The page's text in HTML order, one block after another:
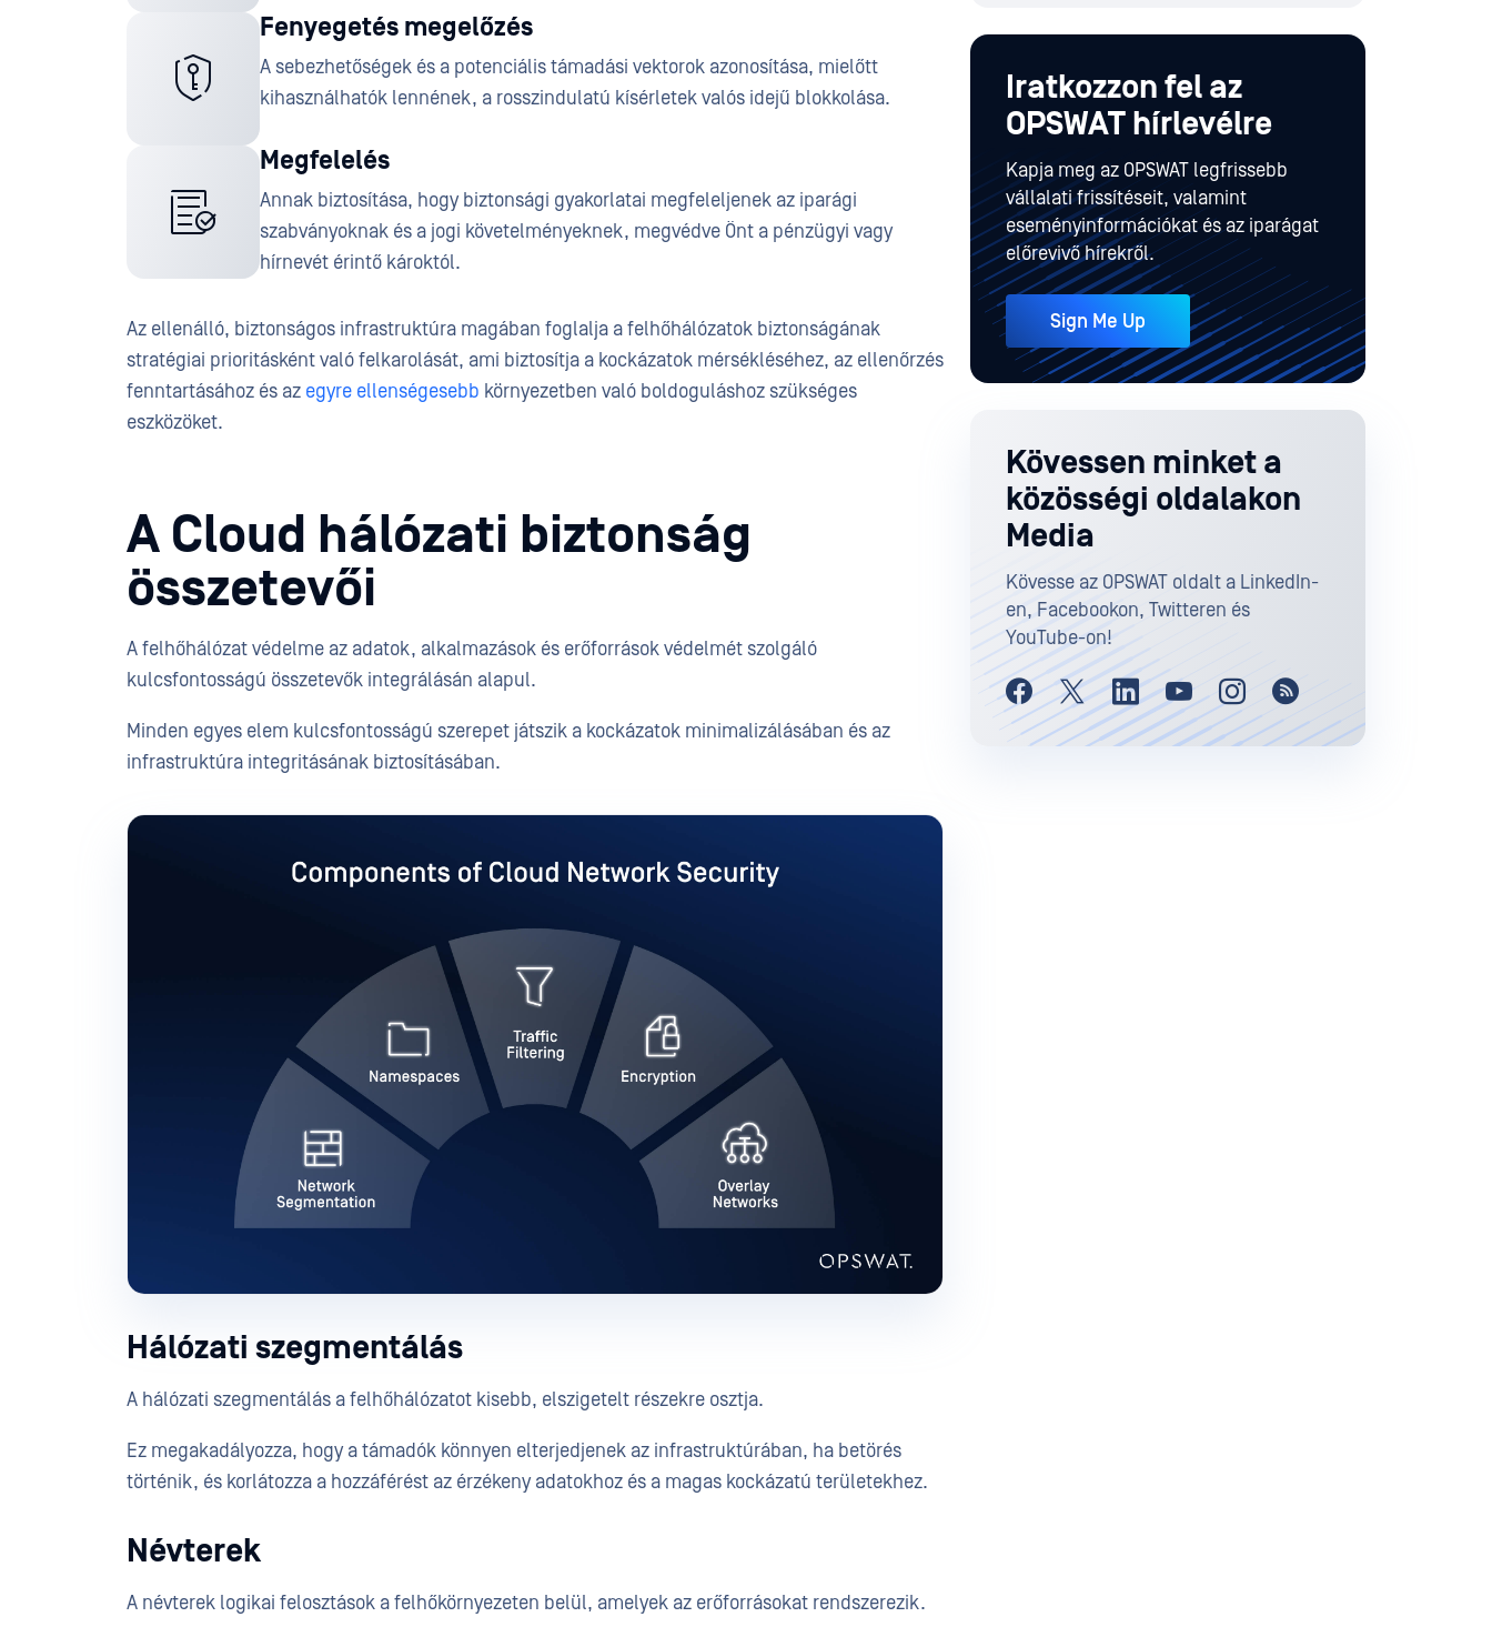
Fenyegetés megelőzés
A sebezhetőségek és a potenciális támadási vektorok azonosítása, mielőtt
kihasználhatók lennének, a rosszindulatú kísérletek valós idejű blokkolása.
Megfelelés
Annak biztosítása, hogy biztonsági gyakorlatai megfeleljenek az iparági
szabványoknak és a jogi követelményeknek, megvédve Önt a pénzügyi vagy
hírnevét érintő károktól.
Az ellenálló, biztonságos infrastruktúra magában foglalja a felhőhálózatok biztonságának
stratégiai prioritásként való felkarolását, ami biztosítja a kockázatok mérsékléséhez, az ellenőrzés
fenntartásához és az egyre ellenségesebb környezetben való boldoguláshoz szükséges
eszközöket.
A Cloud hálózati biztonság
összetevői
A felhőhálózat védelme az adatok, alkalmazások és erőforrások védelmét szolgáló
kulcsfontosságú összetevők integrálásán alapul.
Minden egyes elem kulcsfontosságú szerepet játszik a kockázatok minimalizálásában és az
infrastruktúra integritásának biztosításában.
Hálózati szegmentálás
A hálózati szegmentálás a felhőhálózatot kisebb, elszigetelt részekre osztja.
Ez megakadályozza, hogy a támadók könnyen elterjedjenek az infrastruktúrában, ha betörés
történik, és korlátozza a hozzáférést az érzékeny adatokhoz és a magas kockázatú területekhez.
Névterek
A névterek logikai felosztások a felhőkörnyezeten belül, amelyek az erőforrásokat rendszerezik.
Iratkozzon fel az
OPSWAT hírlevélre
Kapja meg az OPSWAT legfrissebb
vállalati frissítéseit, valamint
eseményinformációkat és az iparágat
előrevivő hírekről.
Sign Me Up
Kövessen minket a
közösségi oldalakon
Media
Kövesse az OPSWAT oldalt a LinkedIn-
en, Facebookon, Twitteren és
YouTube-on!